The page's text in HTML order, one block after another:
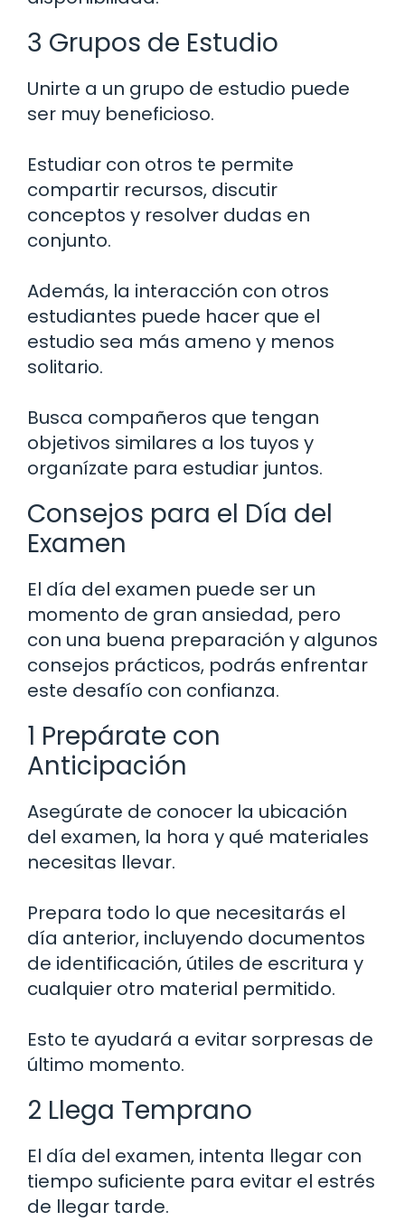
3 Grupos de Estudio
Unirte a un grupo de estudio puede
ser muy beneficioso.
Estudiar con otros te permite
compartir recursos, discutir
conceptos y resolver dudas en
conjunto.
Además, la interacción con otros
estudiantes puede hacer que el
estudio sea más ameno y menos
solitario.
Busca compañeros que tengan
objetivos similares a los tuyos y
organízate para estudiar juntos.
Consejos para el Día del
Examen
El día del examen puede ser un
momento de gran ansiedad, pero
con una buena preparación y algunos
consejos prácticos, podrás enfrentar
este desafío con confianza.
1 Prepárate con
Anticipación
Asegúrate de conocer la ubicación
del examen, la hora y qué materiales
necesitas llevar.
Prepara todo lo que necesitarás el
día anterior, incluyendo documentos
de identificación, útiles de escritura y
cualquier otro material permitido.
Esto te ayudará a evitar sorpresas de
último momento.
2 Llega Temprano
El día del examen, intenta llegar con
tiempo suficiente para evitar el estrés
de llegar tarde.